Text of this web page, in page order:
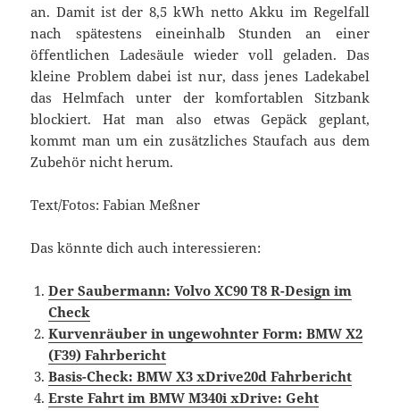
an. Damit ist der 8,5 kWh netto Akku im Regelfall
nach spätestens eineinhalb Stunden an einer
öffentlichen Ladesäule wieder voll geladen. Das
kleine Problem dabei ist nur, dass jenes Ladekabel
das Helmfach unter der komfortablen Sitzbank
blockiert. Hat man also etwas Gepäck geplant,
kommt man um ein zusätzliches Staufach aus dem
Zubehör nicht herum.
Text/Fotos: Fabian Meßner
Das könnte dich auch interessieren:
Der Saubermann: Volvo XC90 T8 R-Design im
Check
Kurvenräuber in ungewohnter Form: BMW X2
(F39) Fahrbericht
Basis-Check: BMW X3 xDrive20d Fahrbericht
Erste Fahrt im BMW M340i xDrive: Geht